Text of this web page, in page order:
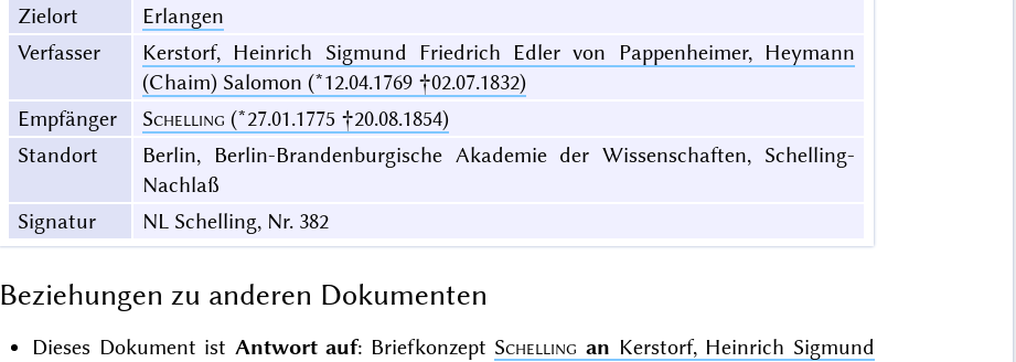
Zielort
Erlangen
Verfasser
Kerstorf, Heinrich Sigmund Friedrich Edler von Pappenheimer, Heymann
(Chaim) Salomon (*12.04.1769 †02.07.1832)
Empfänger
Schelling (*27.01.1775 †20.08.1854)
Standort
Berlin, Berlin-Brandenburgische Akademie der Wissenschaften, Schelling-
Nachlaß
Signatur
NL Schelling, Nr. 382
Beziehungen zu anderen Dokumenten
Dieses Dokument ist Antwort auf: Briefkonzept Schelling an Kerstorf, Heinrich Sigmund